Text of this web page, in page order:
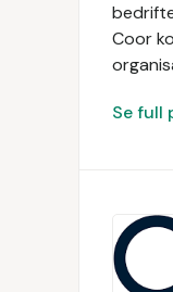
Coor
Se full